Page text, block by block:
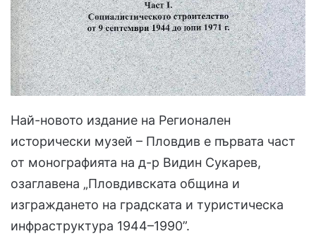
Най-новото издание на Регионален
исторически музей – Пловдив е първата част
от монографията на д-р Видин Сукарев,
озаглавена „Пловдивската община и
изграждането на градската и туристическа
инфраструктура 1944–1990”.